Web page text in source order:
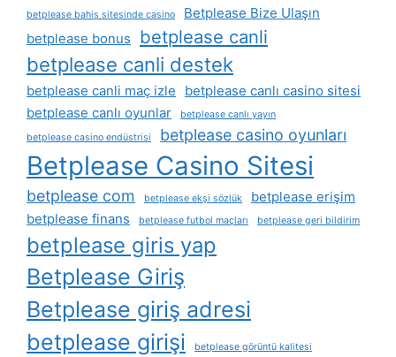
betplease bahis sitesinde casino
Betplease Bize Ulaşın
betplease bonus
betplease canli
betplease canli destek
betplease canli maç izle
betplease canlı casino sitesi
betplease canlı oyunlar
betplease canlı yayın
betplease casino endüstrisi
betplease casino oyunları
Betplease Casino Sitesi
betplease com betplease ekşi sözlük
betplease erişim
betplease finans
betplease futbol maçları betplease geri bildirim
betplease giris yap
Betplease Giriş
Betplease giriş adresi
betplease girişi
betplease görüntü kalitesi